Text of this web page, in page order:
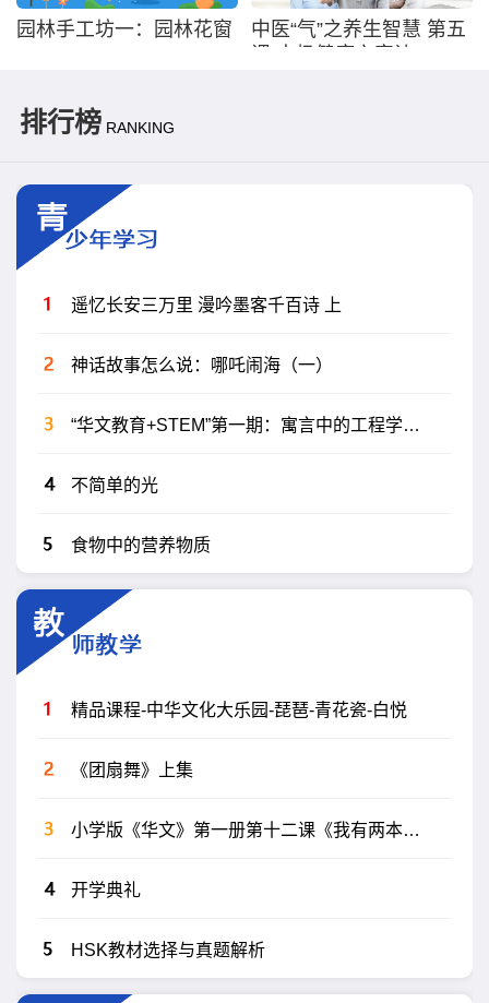
园林手工坊一：园林花窗
中医“气”之养生智慧 第五
排行榜 RANKING
遥忆长安三万里 漫吟墨客千百诗 上
神话故事怎么说：哪吒闹海（一）
“华文教育+STEM”第一期：寓言中的工程学密码
不简单的光
食物中的营养物质
精品课程-中华文化大乐园-琵琶-青花瓷-白悦
《团扇舞》上集
小学版《华文》第一册第十二课《我有两本书》
开学典礼
HSK教材选择与真题解析